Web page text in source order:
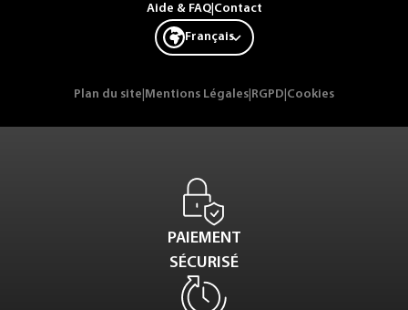
Aide & FAQ| Contact
Français
Plan du site Mentions Légales RGPD Cookies
PAIEMENT
SÉCURISÉ